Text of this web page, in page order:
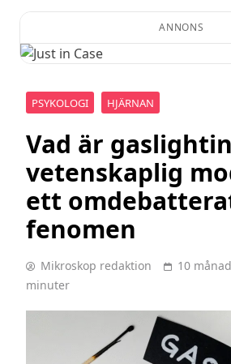
ANNONS
PSYKOLOGI HJÄRNAN
Vad är
vetenskaplig
ett
fenomen
Mikroskop redaktion 10
minuter